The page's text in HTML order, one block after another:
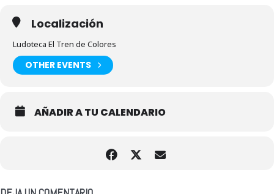
Localización
Ludoteca El Tren de Colores
OTHER EVENTS
AÑADIR A TU CALENDARIO